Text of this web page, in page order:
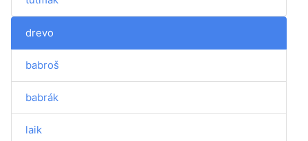
drevo
babroš
babrák
laik